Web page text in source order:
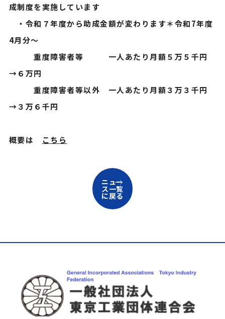
成制度を実施しています
・令和７年度から助成金額が変わります＊令和7年度
4月分～
重度障害者等 一人あたり月額５万５千円
→６万円
重度障害者等以外 一人あたり月額３万３千円
→３万６千円
概要は こちら
ニュー
ス一覧
に戻る